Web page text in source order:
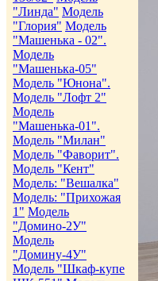
"Линда" Модель
"Глория" Модель
"Машенька - 02".
Модель
"Машенька-05"
Модель "Юнона".
Модель "Лофт 2"
Модель
"Машенька-01".
Модель "Милан"
Модель "Фаворит".
Модель "Кент"
Модель: "Вешалка"
Модель: "Прихожая
1" Модель
"Домино-2У"
Модель
"Домину-4У"
Модель "Шкаф-купе